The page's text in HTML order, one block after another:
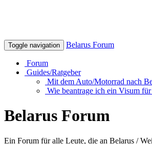
Toggle navigation Belarus Forum
Forum
Guides/Ratgeber
Mit dem Auto/Motorrad nach
Wie beantrage ich ein Visum
Belarus Forum
Ein Forum für alle Leute, die an Belarus /